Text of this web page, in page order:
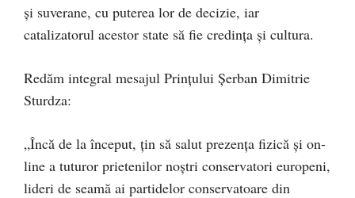
și suverane, cu puterea lor de decizie, iar
catalizatorul acestor state să fie credința și cultura.
Redăm integral mesajul Prințului Șerban Dimitrie
Sturdza:
„Încă de la început, țin să salut prezența fizică și on-
line a tuturor prietenilor noștri conservatori europeni,
lideri de seamă ai partidelor conservatoare din